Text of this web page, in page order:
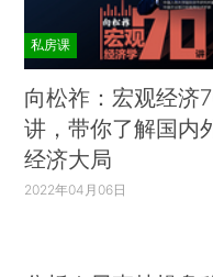
私房课
向松祚：宏观经济
讲，带你了解国内
经济大局
2022年04月06日